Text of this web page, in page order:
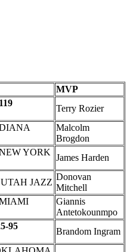
MVP
Terry Rozier
Malcolm
Brogdon
YORK
James Harden
UTAH JAZZ
Donovan
Mitchell
Giannis
Antetokounmpo
95
Brandom Ingram